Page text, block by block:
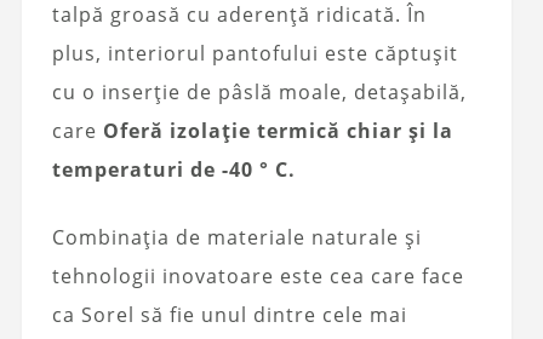
talpă groasă cu aderență ridicată. În
plus, interiorul pantofului este căptușit
cu o inserție de pâslă moale, detașabilă,
care Oferă izolație termică chiar și la
temperaturi de -40 ° C.
Combinația de materiale naturale și
tehnologii inovatoare este cea care face
ca Sorel să fie unul dintre cele mai